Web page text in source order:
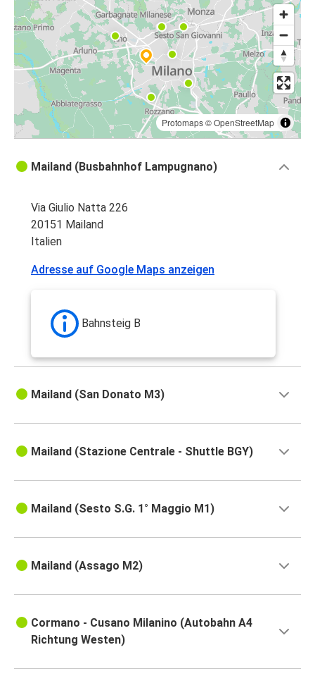
Protomaps©OpenStreetMap
Mailand (Busbahnhof Lampugnano)
Via Giulio Natta 226
20151 Mailand
Italien
Adresse auf Google Maps anzeigen
Bahnsteig B
Mailand (San Donato M3)
Mailand (Stazione Centrale - Shuttle BGY)
Mailand (Sesto S.G. 1° Maggio M1)
Mailand (Assago M2)
Cormano - Cusano Milanino (Autobahn A4
Richtung Westen)